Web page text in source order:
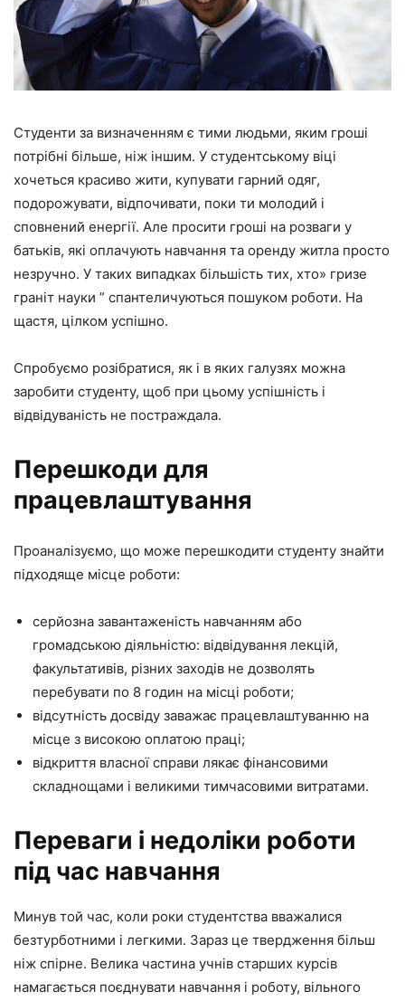
Студенти за визначенням є тими людьми, яким гроші
потрібні більше, ніж іншим. У студентському віці
хочеться красиво жити, купувати гарний одяг,
подорожувати, відпочивати, поки ти молодий і
сповнений енергії. Але просити гроші на розваги у
батьків, які оплачують навчання та оренду житла просто
незручно. У таких випадках більшість тих, хто» гризе
граніт науки ” спантеличуються пошуком роботи. На
щастя, цілком успішно.
Спробуємо розібратися, як і в яких галузях можна
заробити студенту, щоб при цьому успішність і
відвідуваність не постраждала.
Перешкоди для
працевлаштування
Проаналізуємо, що може перешкодити студенту знайти
підходяще місце роботи:
серйозна завантаженість навчанням або
громадською діяльністю: відвідування лекцій,
факультативів, різних заходів не дозволять
перебувати по 8 годин на місці роботи;
відсутність досвіду заважає працевлаштуванню на
місце з високою оплатою праці;
відкриття власної справи лякає фінансовими
складнощами і великими тимчасовими витратами.
Переваги і недоліки роботи
під час навчання
Минув той час, коли роки студентства вважалися
безтурботними і легкими. Зараз це твердження більш
ніж спірне. Велика частина учнів старших курсів
намагається поєднувати навчання і роботу, вільного